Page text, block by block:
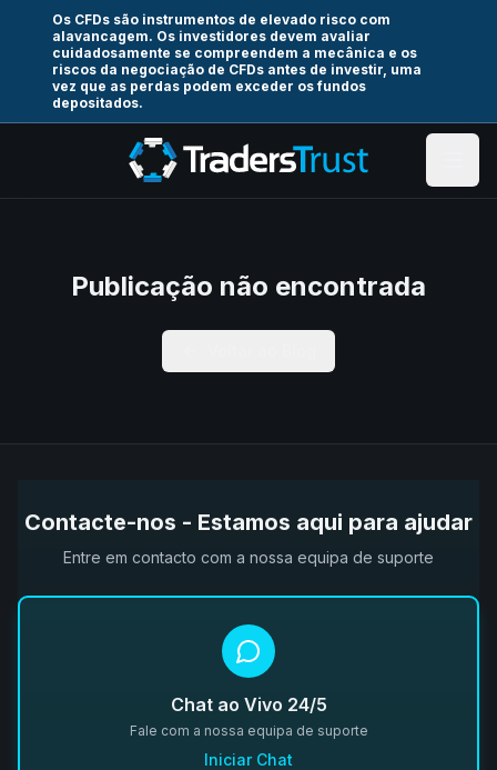
Os CFDs são instrumentos de elevado risco com
alavancagem. Os investidores devem avaliar
cuidadosamente se compreendem a mecânica e os
riscos da negociação de CFDs antes de investir, uma
vez que as perdas podem exceder os fundos
depositados.
Publicação não encontrada
Contacte-nos - Estamos aqui para ajudar
Entre em contacto com a nossa equipa de suporte
Chat ao Vivo 24/5
Fale com a nossa equipa de suporte
Iniciar Chat